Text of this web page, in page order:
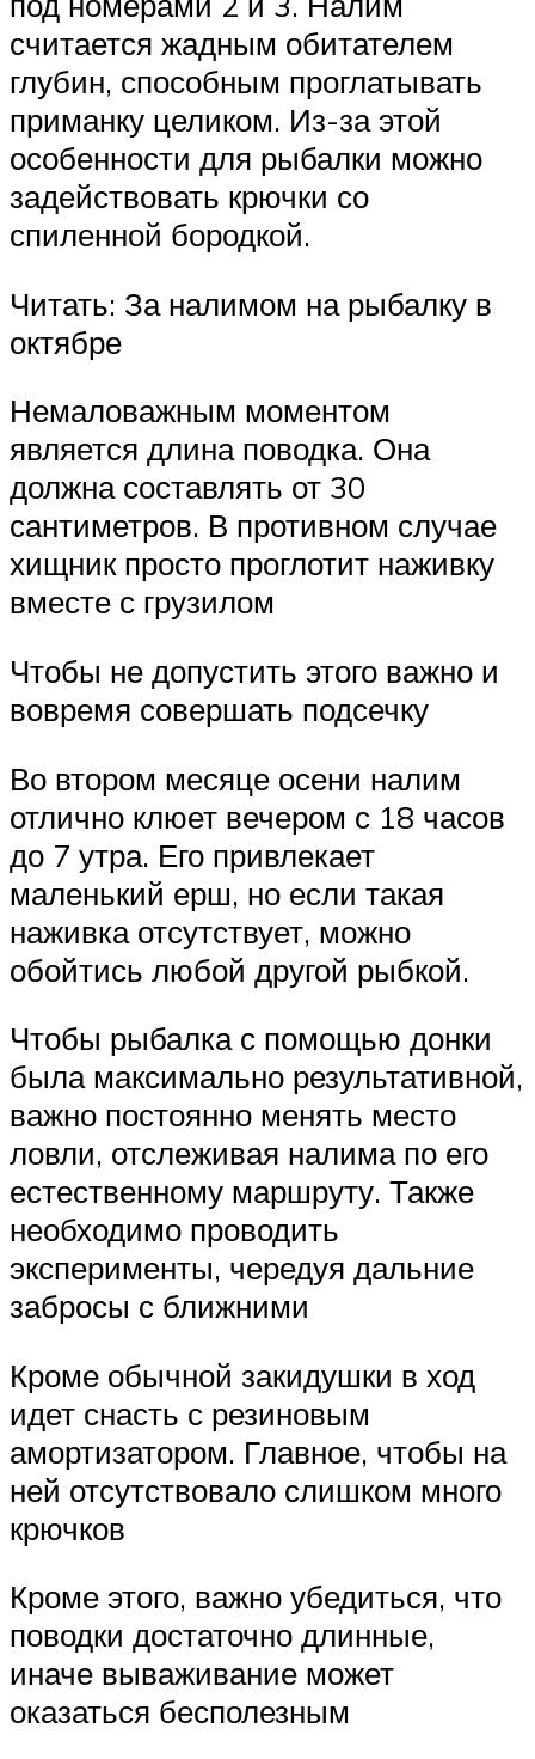
считается жадным обитателем
глубин, способным проглатывать
приманку целиком. Из-за этой
особенности для рыбалки можно
задействовать крючки со
спиленной бородкой.
Читать: За налимом на рыбалку в
октябре
Немаловажным моментом
является длина поводка. Она
должна составлять от 30
сантиметров. В противном случае
хищник просто проглотит наживку
вместе с грузилом
Чтобы не допустить этого важно и
вовремя совершать подсечку
Во втором месяце осени налим
отлично клюет вечером с 18 часов
до 7 утра. Его привлекает
маленький ерш, но если такая
наживка отсутствует, можно
обойтись любой другой рыбкой.
Чтобы рыбалка с помощью донки
была максимально результативной,
важно постоянно менять место
ловли, отслеживая налима по его
естественному маршруту. Также
необходимо проводить
эксперименты, чередуя дальние
забросы с ближними
Кроме обычной закидушки в ход
идет снасть с резиновым
амортизатором. Главное, чтобы на
ней отсутствовало слишком много
крючков
Кроме этого, важно убедиться, что
поводки достаточно длинные,
иначе вываживание может
оказаться бесполезным